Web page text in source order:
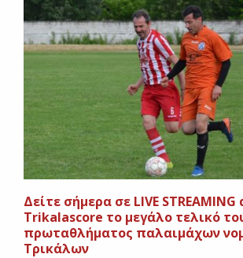
Δείτε σήμερα σε LIVE
Τrikalascore το μεγάλο τελικό
πρωταθλήματος παλαιμάχων
Τρικάλων